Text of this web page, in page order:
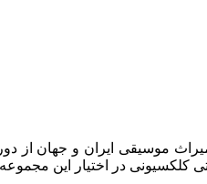
جمع آوری و حفظ میراث موسیقی
در اختیار این مجموعه